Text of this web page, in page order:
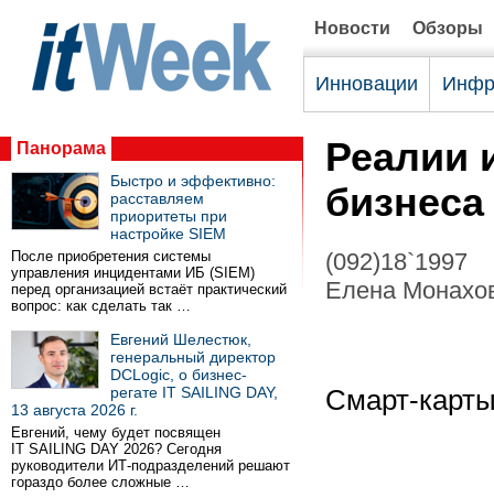
Новости Обзоры
Инновации
Панорама
Быстро и эффективно:
расставляем
приоритеты при
настройке SIEM
После приобретения системы
управления инцидентами ИБ (SIEM)
перед организацией встаёт практический
вопрос: как сделать так …
Евгений Шелестюк,
генеральный директор
DCLogic, о бизнес-
регате IT SAILING DAY,
13 августа 2026 г.
Евгений, чему будет посвящен
IT SAILING DAY 2026? Сегодня
руководители ИТ-подразделений решают
гораздо более сложные …
Реалии
бизнеса
(092)18`1997
Елена
Смарт-